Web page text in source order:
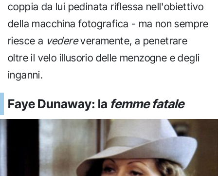
coppia da lui pedinata riflessa nell'obiettivo
della macchina fotografica - ma non sempre
riesce a vedereveramente, a penetrare
oltre il velo illusorio delle menzogne e degli
inganni.
Faye Dunaway: la femme fatale